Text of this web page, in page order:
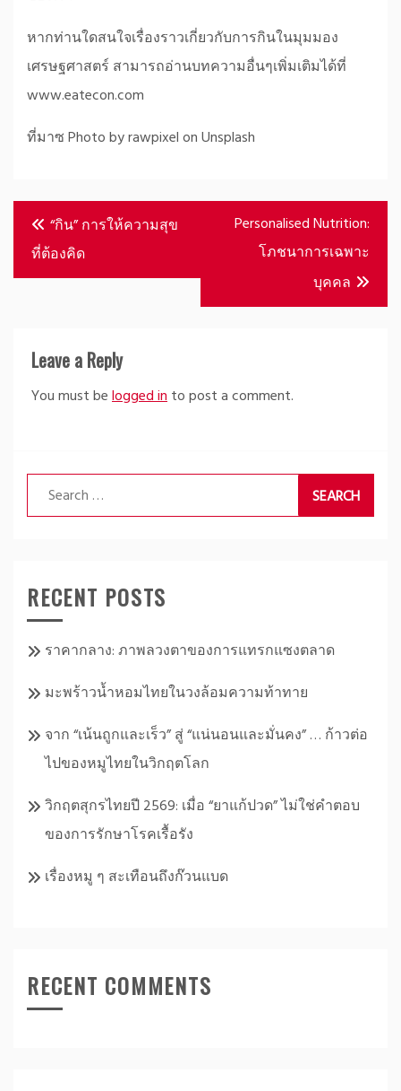
หากท่านใดสนใจเรื่องราวเกี่ยวกับการกินในมุมมอง
เศรษฐศาสตร์ สามารถอ่านบทความอื่นๆเพิ่มเติมได้ที่
www.eatecon.com
ที่มาซ Photo by rawpixel on Unsplash
Post
navigation
“กิน” การให้ความสุข
ที่ต้องคิด
Personalised Nutrition:
โภชนาการเฉพาะ
บุคคล
Leave a Reply
You must belogged into post a comment.
Search
for:
RECENT POSTS
ราคากลาง: ภาพลวงตาของการแทรกแซงตลาด
มะพร้าวน้ำหอมไทยในวงล้อมความท้าทาย
จาก “เน้นถูกและเร็ว” สู่ “แน่นอนและมั่นคง” … ก้าวต่อ
ไปของหมูไทยในวิกฤตโลก
วิกฤตสุกรไทยปี 2569: เมื่อ “ยาแก้ปวด” ไม่ใช่คำตอบ
ของการรักษาโรคเรื้อรัง
เรื่องหมู ๆ สะเทือนถึงก๊วนแบด
RECENT COMMENTS